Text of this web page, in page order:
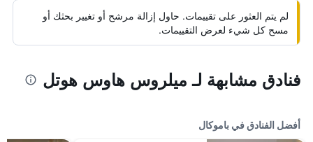
لم يتم العثور على تقييمات. حاول إزالة مرشح أو تغيير بحثك أو
مسح كل شيء لعرض التقييمات.
فنادق مشابهة لـ ميلروس هاوس هوتل
أفضل الفنادق في باموكال